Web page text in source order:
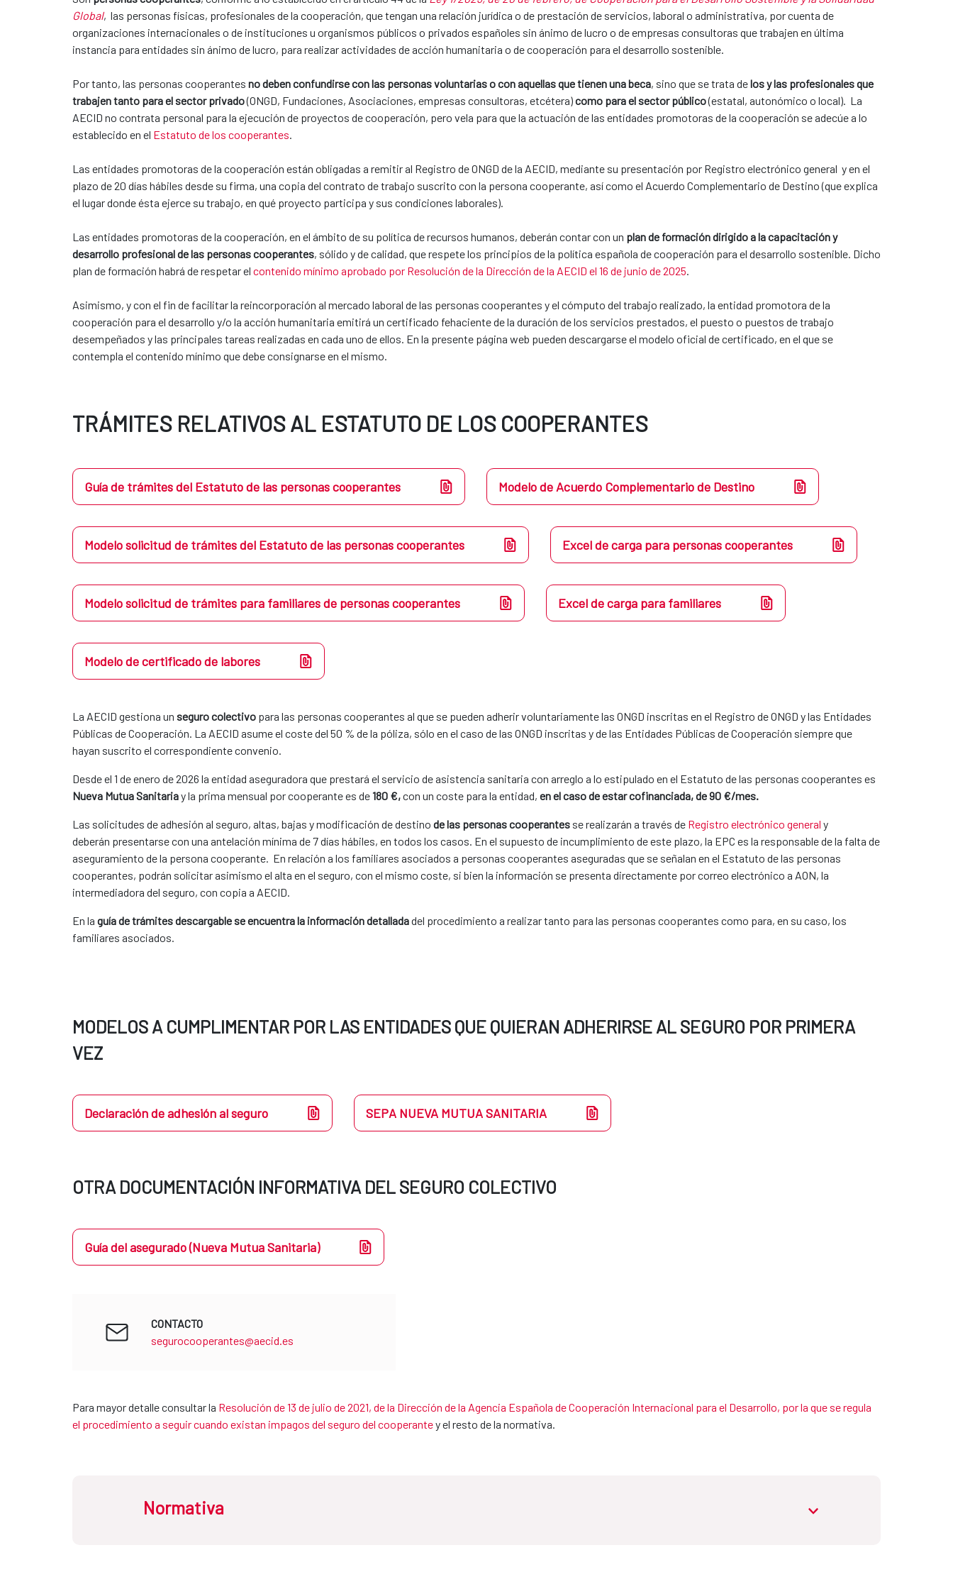
Global, las personas físicas, profesionales de la cooperación, que tengan una relación jurídica o de prestación de servicios, laboral o administrativa, por cuenta de
organizaciones internacionales o de instituciones u organismos públicos o privados españoles sin ánimo de lucro o de empresas consultoras que trabajen en última
instancia para entidades sin ánimo de lucro, para realizar actividades de acción humanitaria o de cooperación para el desarrollo sostenible.
Por tanto, las personas cooperantes no deben confundirse con las personas voluntarias o con aquellas que tienen una beca, sino que se trata delos y las profesionales que
trabajen tanto para el sector privado(ONGD, Fundaciones, Asociaciones, empresas consultoras, etcétera)como para el sector público(estatal, autonómico o local). La
AECID no contrata personal para la ejecución de proyectos de cooperación, pero vela para que la actuación de las entidades promotoras de la cooperación se adecúe a lo
establecido en el Estatuto de los cooperantes
Las entidades promotoras de la cooperación están obligadas a remitir al Registro de ONGD de la AECID, mediante su presentación por Registro electrónico general y en el
plazo de 20 días hábiles desde su firma, una copia del contrato de trabajo suscrito con la persona cooperante, así como el Acuerdo Complementario de Destino (que explica
el lugar donde ésta ejerce su trabajo, en qué proyecto participa y sus condiciones laborales).
Las entidades promotoras de la cooperación, en el ámbito de su política de recursos humanos, deberán contar con un plan de formación dirigido a la capacitación y
desarrollo profesional de las personas cooperantes, sólido y de calidad, que respete los principios de la política española de cooperación para el desarrollo sostenible. Dicho
plan de formación habrá de respetar el contenido mínimo aprobado por Resolución de la Dirección de la AECID el 16 de junio de 2025
Asimismo, y con el fin de facilitar la reincorporación al mercado laboral de las personas cooperantes y el cómputo del trabajo realizado, la entidad promotora de la
cooperación para el desarrollo y/o la acción humanitaria emitirá un certificado fehaciente de la duración de los servicios prestados, el puesto o puestos de trabajo
desempeñados y las principales tareas realizadas en cada uno de ellos. En la presente página web pueden descargarse el modelo oficial de certificado, en el que se
contempla el contenido mínimo que debe consignarse en el mismo.
TRÁMITES RELATIVOS AL ESTATUTO DE LOS COOPERANTES
Guía de trámites del Estatuto de las personas cooperantes Modelo de Acuerdo Complementario de Destino
Modelo solicitud de trámites del Estatuto de las personas cooperantes Excel de carga para personas cooperantes
Modelo solicitud de trámites para familiares de personas cooperantes Excel de carga para familiares
Modelo de certificado de labores
La AECID gestiona un seguro colectivo para las personas cooperantes al que se pueden adherir voluntariamente las ONGD inscritas en el Registro de ONGD y las Entidades
Públicas de Cooperación. La AECID asume el coste del 50 % de la póliza, sólo en el caso de las ONGD inscritas y de las Entidades Públicas de Cooperación siempre que
hayan suscrito el correspondiente convenio.
Desde el 1 de enero de 2026 la entidad aseguradora que prestará el servicio de asistencia sanitaria con arreglo a lo estipulado en el Estatuto de las personas cooperantes es
Nueva Mutua Sanitariay la prima mensual por cooperante es de 180 €,con un coste para la entidad, en el caso de estar cofinanciada, de 90 €/mes.
Las solicitudes de adhesión al seguro, altas, bajas y modificación de destino de las personas cooperantes se realizarán a través de Registro electrónico general y
deberán presentarse con una antelación mínima de 7 días hábiles, en todos los casos. En el supuesto de incumplimiento de este plazo, la EPC es la responsable de la falta de
aseguramiento de la persona cooperante. En relación a los familiares asociados a personas cooperantes aseguradas que se señalan en el Estatuto de las personas
cooperantes, podrán solicitar asimismo el alta en el seguro, con el mismo coste, si bien la información se presenta directamente por correo electrónico a AON, la
intermediadora del seguro, con copia a AECID.
En la guía de trámites descargable se encuentra la información detalladadel procedimiento a realizar tanto para las personas cooperantes como para, en su caso, los
familiares asociados.
MODELOS A CUMPLIMENTAR POR LAS ENTIDADES QUE QUIERAN ADHERIRSE AL SEGURO POR PRIMERA
VEZ
Declaración de adhesión al seguro SEPA NUEVA MUTUA SANITARIA
OTRA DOCUMENTACIÓN INFORMATIVA DEL SEGURO COLECTIVO
Guía del asegurado (Nueva Mutua Sanitaria)
CONTACTO
segurocooperantes@aecid.es
Para mayor detalle consultar la Resolución de 13 de julio de 2021, de la Dirección de la Agencia Española de Cooperación Internacional para el Desarrollo, por la que se regula
el procedimiento a seguir cuando existan impagos del seguro del cooperantey el resto de la normativa.
Normativa abrir.desplegable